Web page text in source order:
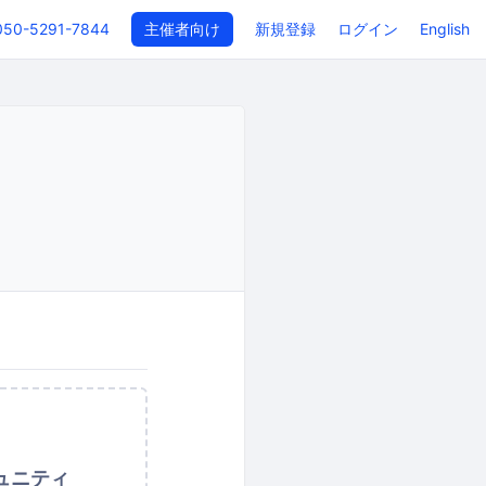
5291-7844 主催者向け 新規登録 ログイン English
ニティ